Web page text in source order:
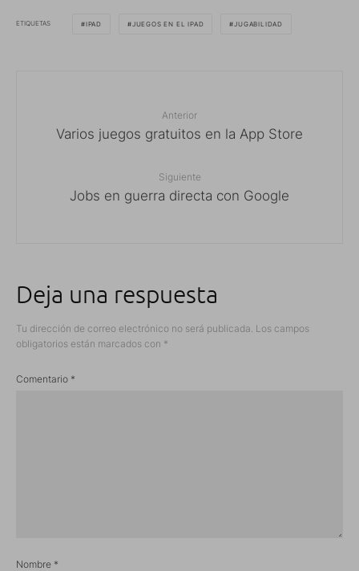
ETIQUETAS IPAD JUEGOS EN EL IPAD JUGABILIDAD
Anterior
Varios juegos gratuitos en la App Store
Siguiente
Jobs en guerra directa con Google
Deja una respuesta
Tu dirección de correo electrónico no será publicada. Los campos
obligatorios están marcados con *
Comentario *
Nombre *